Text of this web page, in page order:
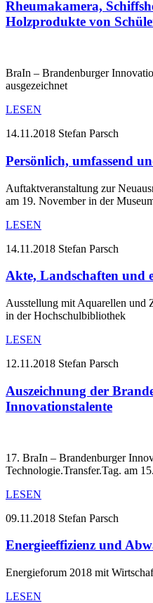
Rheumakamera,
Holzprodukte von
BraIn – Brandenburger
ausgezeichnet
LESEN
14.11.2018 Stefan Parsch
Persönlich, umfassend
Auftaktveranstaltung zur
am 19. November in der
LESEN
14.11.2018 Stefan Parsch
Akte, Landschaften und
Ausstellung mit Aquarellen und
in der Hochschulbibliothek
LESEN
12.11.2018 Stefan Parsch
Auszeichnung der
Innovationstalente
17. BraIn – Brandenburger
Technologie.Transfer.Tag. am
LESEN
09.11.2018 Stefan Parsch
Energieeffizienz und
Energieforum 2018 mit
LESEN